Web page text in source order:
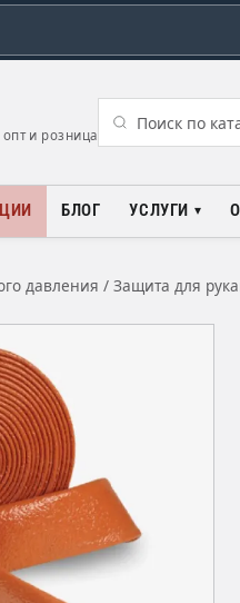
и розница
БЛОГ УСЛУГИ
давления / Защита для